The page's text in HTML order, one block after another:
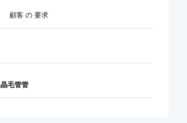
顧客 の 要求
毛管管